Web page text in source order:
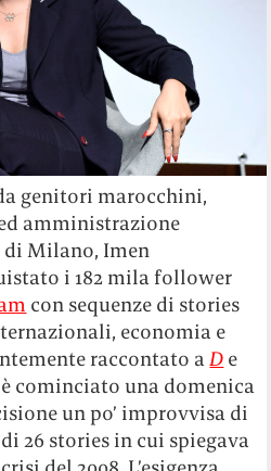
genitori marocchini,
amministrazione
di Milano, Imen
i 182 mila follower
con sequenze di stories
economia e
raccontato aD e
cominciato una domenica
un po’ improvvisa di
26 stories in cui spiegava